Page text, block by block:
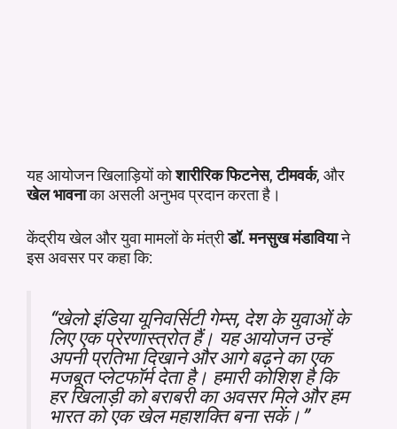
यह आयोजन खिलाड़ियों कोशारीरिक फिटनेस,टीमवर्क, और
खेल भावनाका असली अनुभव प्रदान करता है।
केंद्रीय खेल और युवा मामलों के मंत्रीडॉ. मनसुख मंडावियाने
इस अवसर पर कहा कि:
“खेलो इंडिया यूनिवर्सिटी गेम्स, देश के युवाओं के
लिए एक प्रेरणास्त्रोत हैं। यह आयोजन उन्हें
अपनी प्रतिभा दिखाने और आगे बढ़ने का एक
मजबूत प्लेटफॉर्म देता है। हमारी कोशिश है कि
हर खिलाड़ी को बराबरी का अवसर मिले और हम
भारत को एक खेल महाशक्ति बना सकें।”